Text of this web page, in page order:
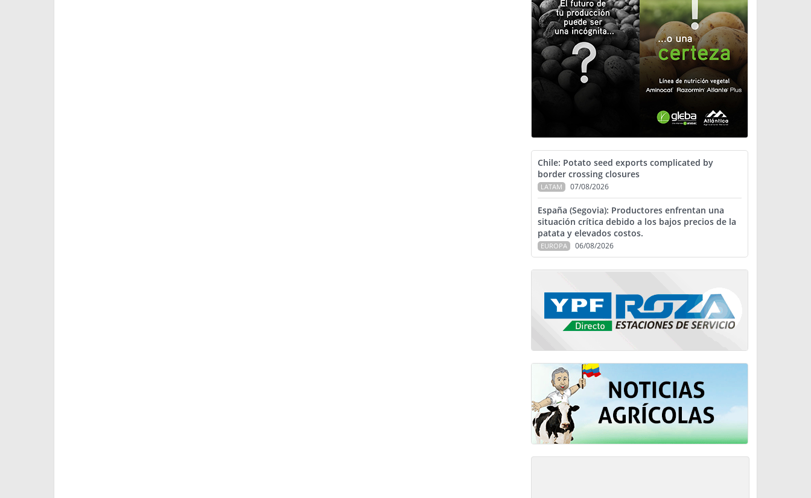
Chile: Potato seed exports complicated by
border crossing closures
LATAM 07/08/2026
España (Segovia): Productores enfrentan una
situación crítica debido a los bajos precios de la
patata y elevados costos.
EUROPA 06/08/2026